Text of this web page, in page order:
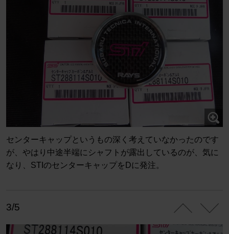
センターキャップというもの深く考えていなかったのです
が、やはり中途半端にシャフトが露出しているのが、気に
なり、STIのセンターキャップをDに発注。
3/5